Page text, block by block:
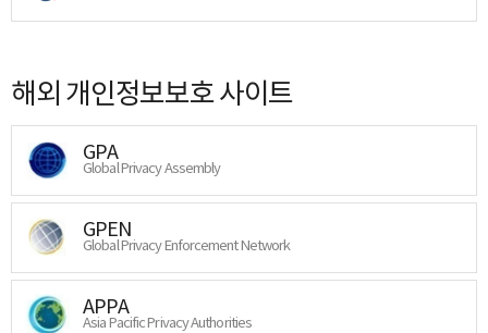
해외 개인정보보호 사이트
GPA
Global Privacy Assembly
GPEN
Global Privacy Enforcement Network
APPA
Asia Pacific Privacy Authorities